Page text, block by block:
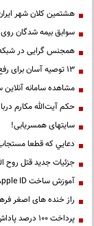
هشتمین کلان شهر
سوابق بیمه شدگان
همجنس گرایی در
13 توصیه آسان برای رفع بوی بد دهان
مشاهده سامانه آنلاين
حكم آيت‌الله مكارم
سایتهای همسریابی!
دعايي كه قطعا
جزئیات جدید قتل روح
آموزش ساخت Apple ID برای کاربران ایرانی
راز خنده های اصغر
پرداخت ۱۰۰ درصد پاداش پایان خدمت فرهنگیان